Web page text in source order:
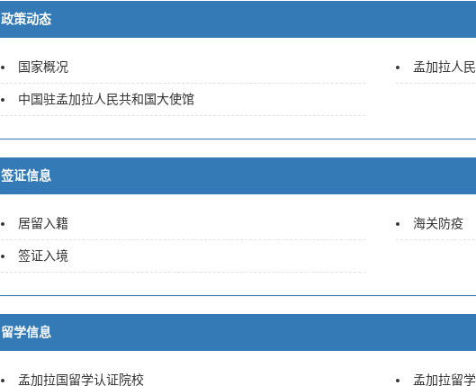
政策动态
国家概况 孟加拉人
中国驻孟加拉人民共和国大使馆
签证信息
居留入籍 海关防疫
签证入境
留学信息
孟加拉国留学认证院校 孟加拉留